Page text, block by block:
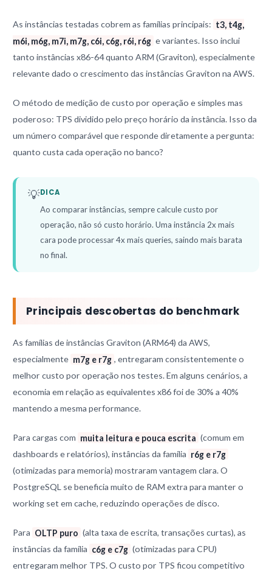
As instâncias testadas cobrem as famílias principais: t3, t4g,
m6i, m6g, m7i, m7g, c6i, c6g, r6i, r6g e variantes. Isso inclui
tanto instâncias x86-64 quanto ARM (Graviton), especialmente
relevante dado o crescimento das instâncias Graviton na AWS.
O método de medição de custo por operação e simples mas
poderoso: TPS dividido pelo preço horário da instância. Isso da
um número comparável que responde diretamente a pergunta:
quanto custa cada operação no banco?
💡DICA
Ao comparar instâncias, sempre calcule custo por
operação, não só custo horário. Uma instância 2x mais
cara pode processar 4x mais queries, saindo mais barata
no final.
Principais descobertas do benchmark
As famílias de instâncias Graviton (ARM64) da AWS,
especialmente m7g e r7g , entregaram consistentemente o
melhor custo por operação nos testes. Em alguns cenários, a
economia em relação as equivalentes x86 foi de 30% a 40%
mantendo a mesma performance.
Para cargas com muita leitura e pouca escrita (comum em
dashboards e relatórios), instâncias da família r6g e r7g
(otimizadas para memoria) mostraram vantagem clara. O
PostgreSQL se beneficia muito de RAM extra para manter o
working set em cache, reduzindo operações de disco.
Para OLTP puro (alta taxa de escrita, transações curtas), as
instâncias da família c6g e c7g (otimizadas para CPU)
entregaram melhor TPS. O custo por TPS ficou competitivo